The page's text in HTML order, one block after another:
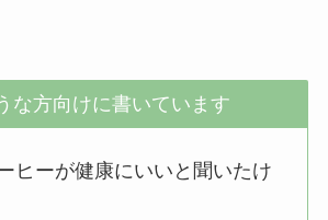
な方向けに書いています
ヒーが健康にいいと聞いたけ